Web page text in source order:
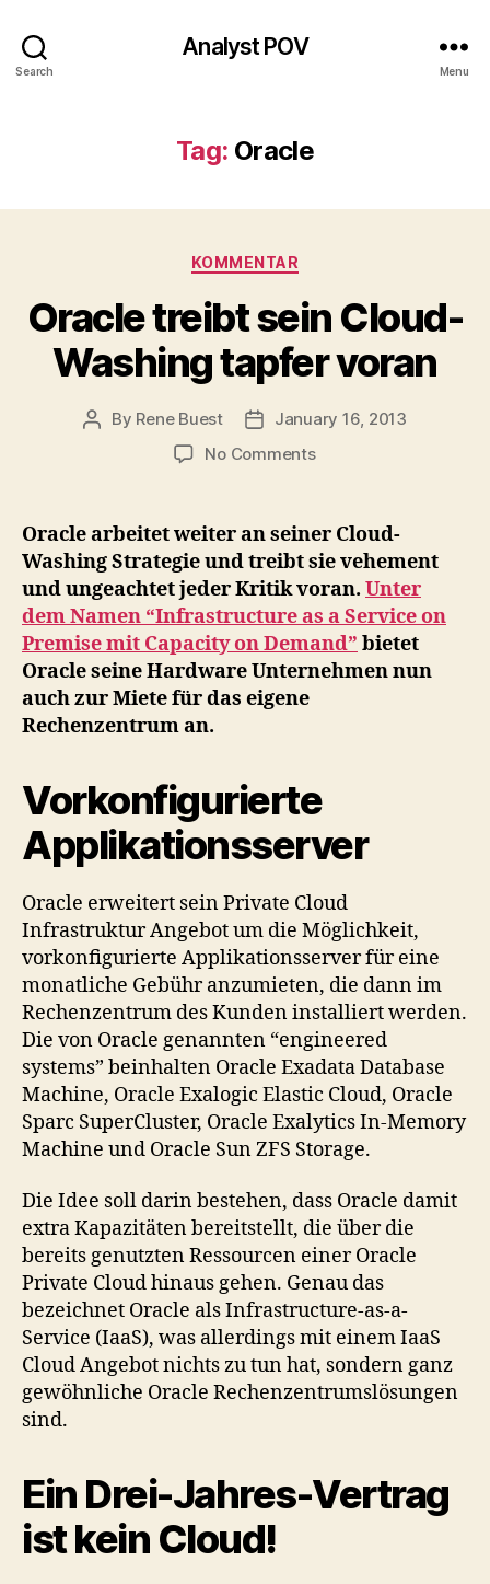
Search
Analyst POV
Menu
Tag: Oracle
Categories
KOMMENTAR
Oracle treibt sein Cloud-
Washing tapfer voran
Post
By Rene Buest
PostJanuary 16, 2013
No Commentson
sein
Cloud-
Washing
tapfer
voran
Oracle arbeitet weiter an seiner Cloud-
Washing Strategie und treibt sie vehement
und ungeachtet jeder Kritik voran. Unter
dem Namen “Infrastructure as a Service on
Premise mit Capacity on Demand” bietet
Oracle seine Hardware Unternehmen nun
auch zur Miete für das eigene
Rechenzentrum an.
Vorkonfigurierte
Applikationsserver
Oracle erweitert sein Private Cloud
Infrastruktur Angebot um die Möglichkeit,
vorkonfigurierte Applikationsserver für eine
monatliche Gebühr anzumieten, die dann im
Rechenzentrum des Kunden installiert werden.
Die von Oracle genannten “engineered
systems” beinhalten Oracle Exadata Database
Machine, Oracle Exalogic Elastic Cloud, Oracle
Sparc SuperCluster, Oracle Exalytics In-Memory
Machine und Oracle Sun ZFS Storage.
Die Idee soll darin bestehen, dass Oracle damit
extra Kapazitäten bereitstellt, die über die
bereits genutzten Ressourcen einer Oracle
Private Cloud hinaus gehen. Genau das
bezeichnet Oracle als Infrastructure-as-a-
Service (IaaS), was allerdings mit einem IaaS
Cloud Angebot nichts zu tun hat, sondern ganz
gewöhnliche Oracle Rechenzentrumslösungen
sind.
Ein Drei-Jahres-Vertrag
ist kein Cloud!